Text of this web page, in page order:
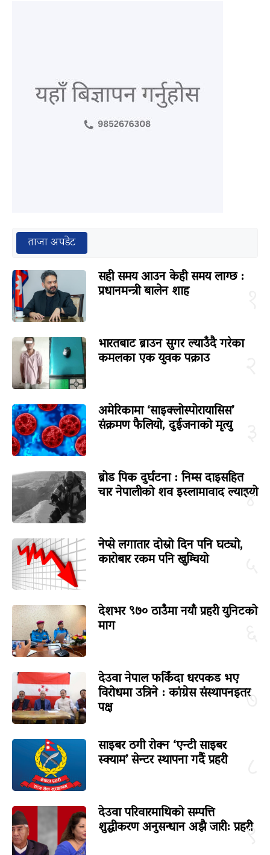
ताजा अपडेट
सही समय आउन केही समय लाग्छ :
प्रधानमन्त्री बालेन शाह
भारतबाट ब्राउन सुगर ल्याउँदै गरेका
कमलका एक युवक पक्राउ
अमेरिकामा ‘साइक्लोस्पोरायासिस’
संक्रमण फैलियो, दुईजनाको मृत्यु
४
ब्रोड पिक दुर्घटना : निम्स दाइसहित
चार नेपालीको शव इस्लामावाद ल्याइयो
नेप्से लगातार दोस्रो दिन पनि घट्यो,
कारोबार रकम पनि खुम्चियो
देशभर ९७० ठाउँमा नयाँ प्रहरी युनिटको
माग
७
देउवा नेपाल फर्किंदा धरपकड भए
विरोधमा उत्रिने : कांग्रेस संस्थापनइतर
पक्ष
साइबर ठगी रोक्न ‘एन्टी साइबर
स्क्याम’ सेन्टर स्थापना गर्दै प्रहरी
९
देउवा परिवारमाथिको सम्पत्ति
शुद्धीकरण अनुसन्धान अझै जारी: प्रहरी